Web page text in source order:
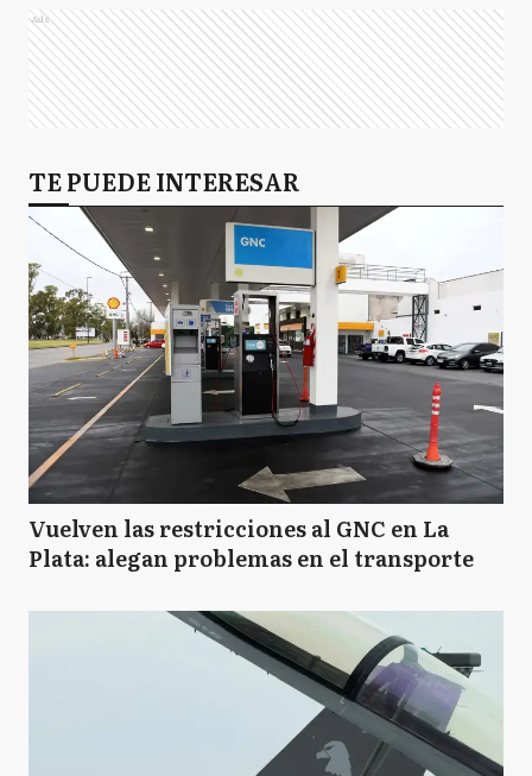
Ads
TE PUEDE INTERESAR
Vuelven las restricciones al GNC en La
Plata: alegan problemas en el transporte